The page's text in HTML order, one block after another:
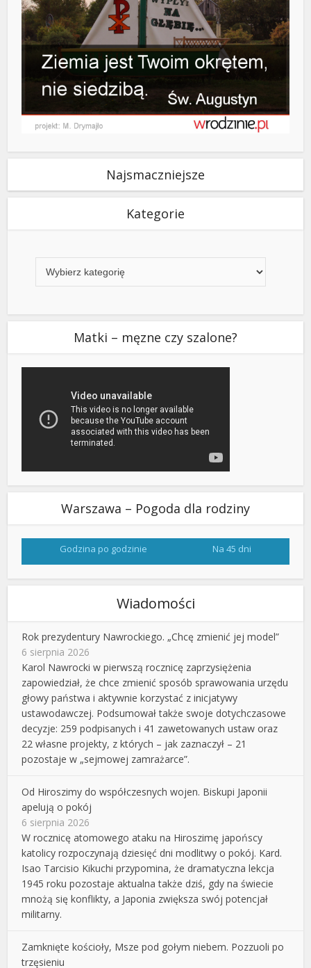
Najsmaczniejsze
Kategorie
Matki – męzne czy szalone?
Warszawa – Pogoda dla rodziny
Godzina po godzinie Na 45 dni
Wiadomości
Rok prezydentury Nawrockiego. „Chcę zmienić jej model”
6 sierpnia 2026
Karol Nawrocki w pierwszą rocznicę zaprzysiężenia
zapowiedział, że chce zmienić sposób sprawowania urzędu
głowy państwa i aktywnie korzystać z inicjatywy
ustawodawczej. Podsumował także swoje dotychczasowe
decyzje: 259 podpisanych i 41 zawetowanych ustaw oraz
22 własne projekty, z których – jak zaznaczył – 21
pozostaje w „sejmowej zamrażarce”.
Od Hiroszimy do współczesnych wojen. Biskupi Japonii
apelują o pokój
6 sierpnia 2026
W rocznicę atomowego ataku na Hiroszimę japońscy
katolicy rozpoczynają dziesięć dni modlitwy o pokój. Kard.
Isao Tarcisio Kikuchi przypomina, że dramatyczna lekcja
1945 roku pozostaje aktualna także dziś, gdy na świecie
mnożą się konflikty, a Japonia zwiększa swój potencjał
militarny.
Zamknięte kościoły, Msze pod gołym niebem. Pozzuoli po
trzęsieniu